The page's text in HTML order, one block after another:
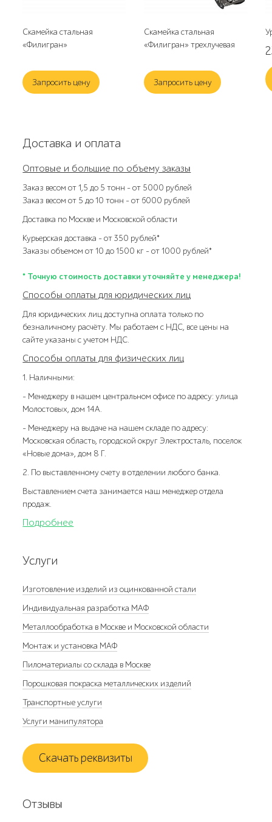
Скамейка стальная
«Филигран»
Запросить цену
Скамейка стальная
«Филигран» трехлучевая
Запросить цену
Доставка и оплата
Оптовые и большие по объему заказы
Заказ весом от 1,5 до 5 тонн – от 5000 рублей
Заказ весом от 5 до 10 тонн – от 6000 рублей
Доставка по Москве и Московской области
Курьерская доставка – от 350 рублей*
Заказы объемом от 10 до 1500 кг – от 1000 рублей*
* Точную стоимость доставки уточняйте у менеджера!
Способы оплаты для юридических лиц
Для юридических лиц доступна оплата только по
безналичному расчёту. Мы работаем с НДС, все цены на
сайте указаны с учетом НДС.
Способы оплаты для физических лиц
1. Наличными:
- Менеджеру в нашем центральном офисе по адресу: улица
Молостовых, дом 14А.
- Менеджеру на выдаче на нашем складе по адресу:
Московская область, городской округ Электросталь, поселок
«Новые дома», дом 8 Г.
2. По выставленному счету в отделении любого банка.
Выставлением счета занимается наш менеджер отдела
продаж.
Подробнее
Услуги
Изготовление изделий из оцинкованной стали
Индивидуальная разработка МАФ
Металлообработка в Москве и Московской области
Монтаж и установка МАФ
Пиломатериалы со склада в Москве
Порошковая покраска металлических изделий
Транспортные услуги
Услуги манипулятора
Скачать реквизиты
Отзывы